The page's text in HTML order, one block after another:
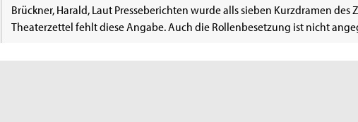
Brückner, Harald, Laut Presseberichten wurde alls sieben Kurzdramen des
Theaterzettel fehlt diese Angabe. Auch die Rollenbesetzung ist nicht